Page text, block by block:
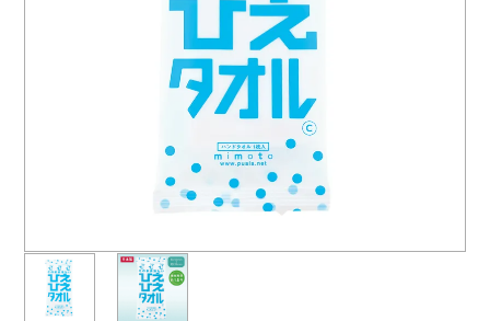
名入れ印刷方法
会社概要 お問い合わせ
ポケットティッシュ本舗